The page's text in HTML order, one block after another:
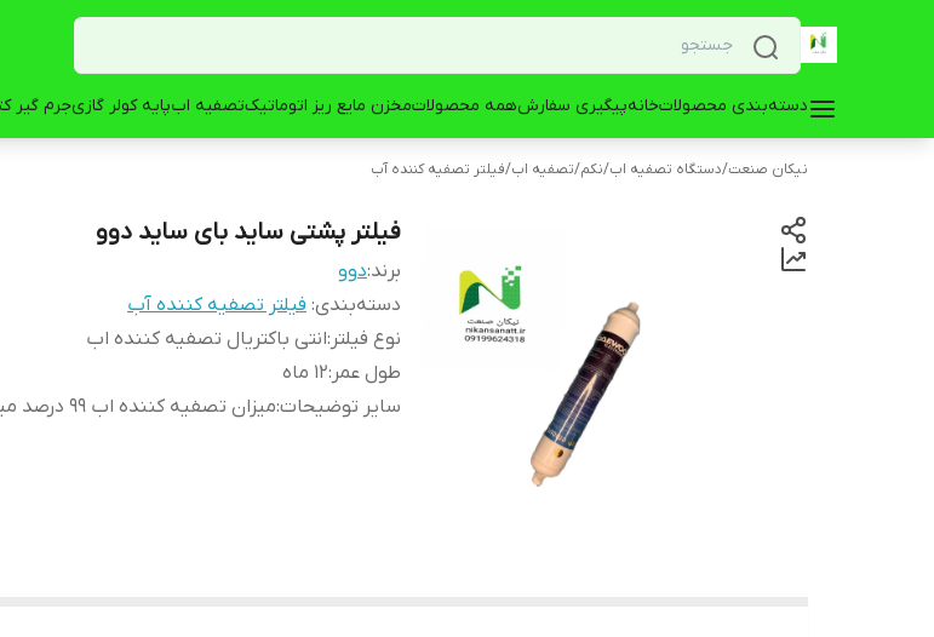
دسته‌بندی محصولاتخانهپیگیری سفارشهمه محصولاتمخزن مایع ریز اتوماتیکتصفیه ابپایه کولر گازیجرم گیر
نیکان صنعت/دستگاه تصفیه اب/نکم/تصفیه اب/فیلتر تصفیه کننده آب
فیلتر پشتی ساید بای ساید دوو
برند:دوو
دسته‌بندی: فیلتر تصفیه کننده آب
نوع فیلتر :انتی باکتریال تصفیه کننده اب
طول عمر :12 ماه
سایر توضیحات:میزان تصفیه کننده اب 99 درصد میباشد